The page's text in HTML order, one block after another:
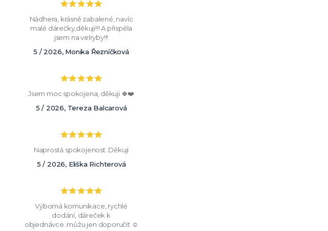
Nádhera, krásně zabalené, navíc
malé dárečky,děkuji!!! A přispěla
jsem na velryby!!!
5 / 2026, Monika Řezníčková
Jsem moc spokojena, děkuji 🍀❤️
5 / 2026, Tereza Balcarová
Naprostá spokojenost. Děkuji
5 / 2026, Eliška Richterová
Výborná komunikace, rychlé
dodání, dáreček k
objednávce..můžu jen doporučit ☺️